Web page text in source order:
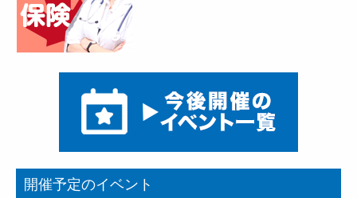
開催予定のイベント